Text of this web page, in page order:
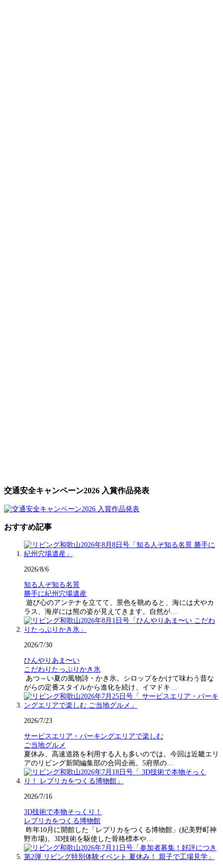
交通安全キャンペーン2026 入賞作品発表
おすすめ記事
2026/8/6
知る人ぞ知る名景
勝手に紀州穴場遺産
遊び心のアンテナを立てて、景色を眺めると、海には犬やカ
ラス、海岸には熊の姿が見えてきます。自然が…
2026/7/30
ひんやりあま〜い
こだわりたっぷりかき氷
あつ～い夏の風物詩・かき氷。シロップをかけて味わう昔な
がらの定番スタイルから進化を続け、イマドキ…
2026/7/23
サービスエリア・パーキングエリアで楽しむ
ご当地グルメ
夏休み、高速道路を利用する人も多いのでは。今回は近畿エリ
アのリビング新聞編集部の合同企画。5府県の…
2026/7/16
3D技術で本物そっくり！
レプリカをつくる博物館
昨年10月に開館した「レプリカをつくる博物館」(紀美野町神
野市場)。3D技術を駆使した骨格標本や…